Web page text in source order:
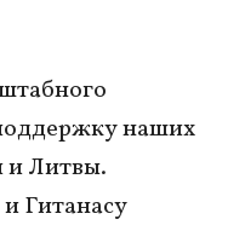
наших
и Литвы.
Гитанасу